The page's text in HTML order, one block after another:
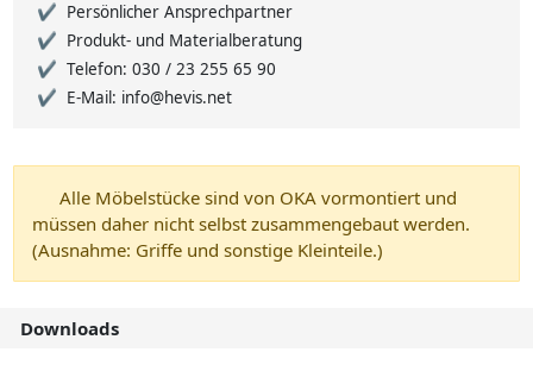
Persönlicher Ansprechpartner
Produkt- und Materialberatung
Telefon: 030 / 23 255 65 90
E-Mail: info@hevis.net
Alle Möbelstücke sind von OKA vormontiert und
müssen daher nicht selbst zusammengebaut werden.
(Ausnahme: Griffe und sonstige Kleinteile.)
Downloads